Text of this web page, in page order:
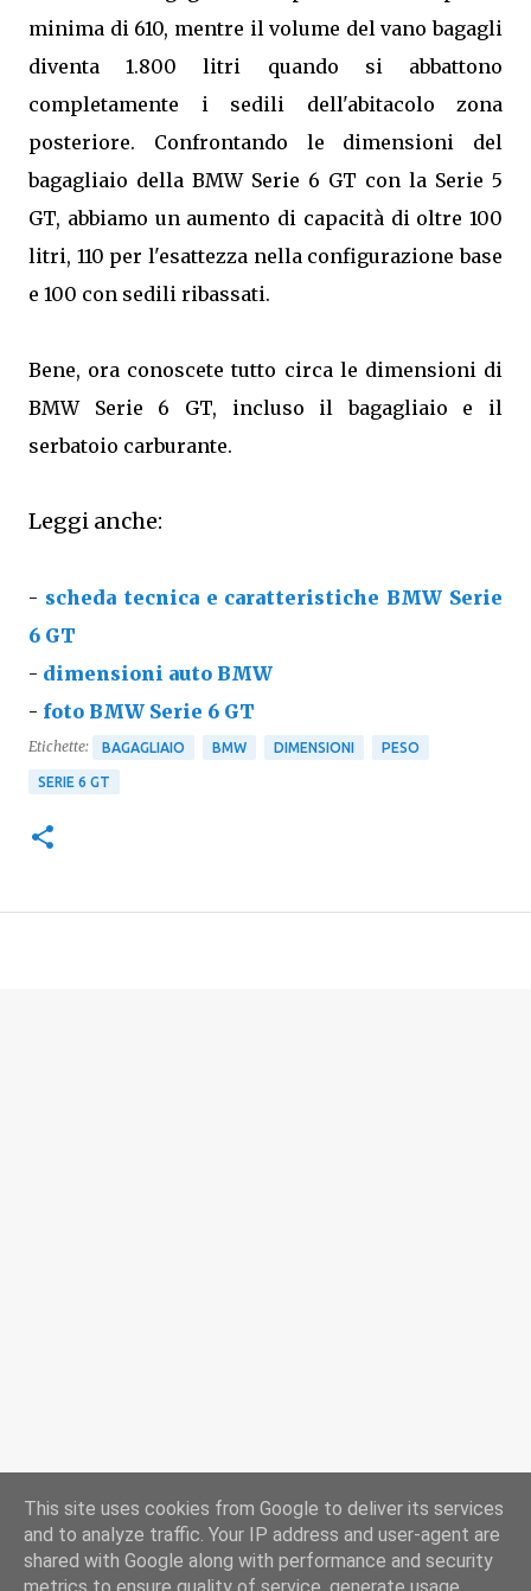
minima di 610, mentre il volume del vano bagagli
diventa 1.800 litri quando si abbattono
completamente i sedili dell'abitacolo zona
posteriore. Confrontando le dimensioni del
bagagliaio della BMW Serie 6 GT con la Serie 5
GT, abbiamo un aumento di capacità di oltre 100
litri, 110 per l'esattezza nella configurazione base
e 100 con sedili ribassati.
Bene, ora conoscete tutto circa le dimensioni di
BMW Serie 6 GT, incluso il bagagliaio e il
serbatoio carburante.
Leggi anche:
- scheda tecnica e caratteristiche BMW Serie
6 GT
- dimensioni auto BMW
- foto BMW Serie 6 GT
Etichette: BAGAGLIAIO BMW DIMENSIONI PESO
SERIE 6 GT
This site uses cookies from Google to deliver its services
and to analyze traffic. Your IP address and user-agent are
shared with Google along with performance and security